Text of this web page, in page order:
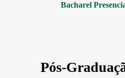
Bacharel
Pós-